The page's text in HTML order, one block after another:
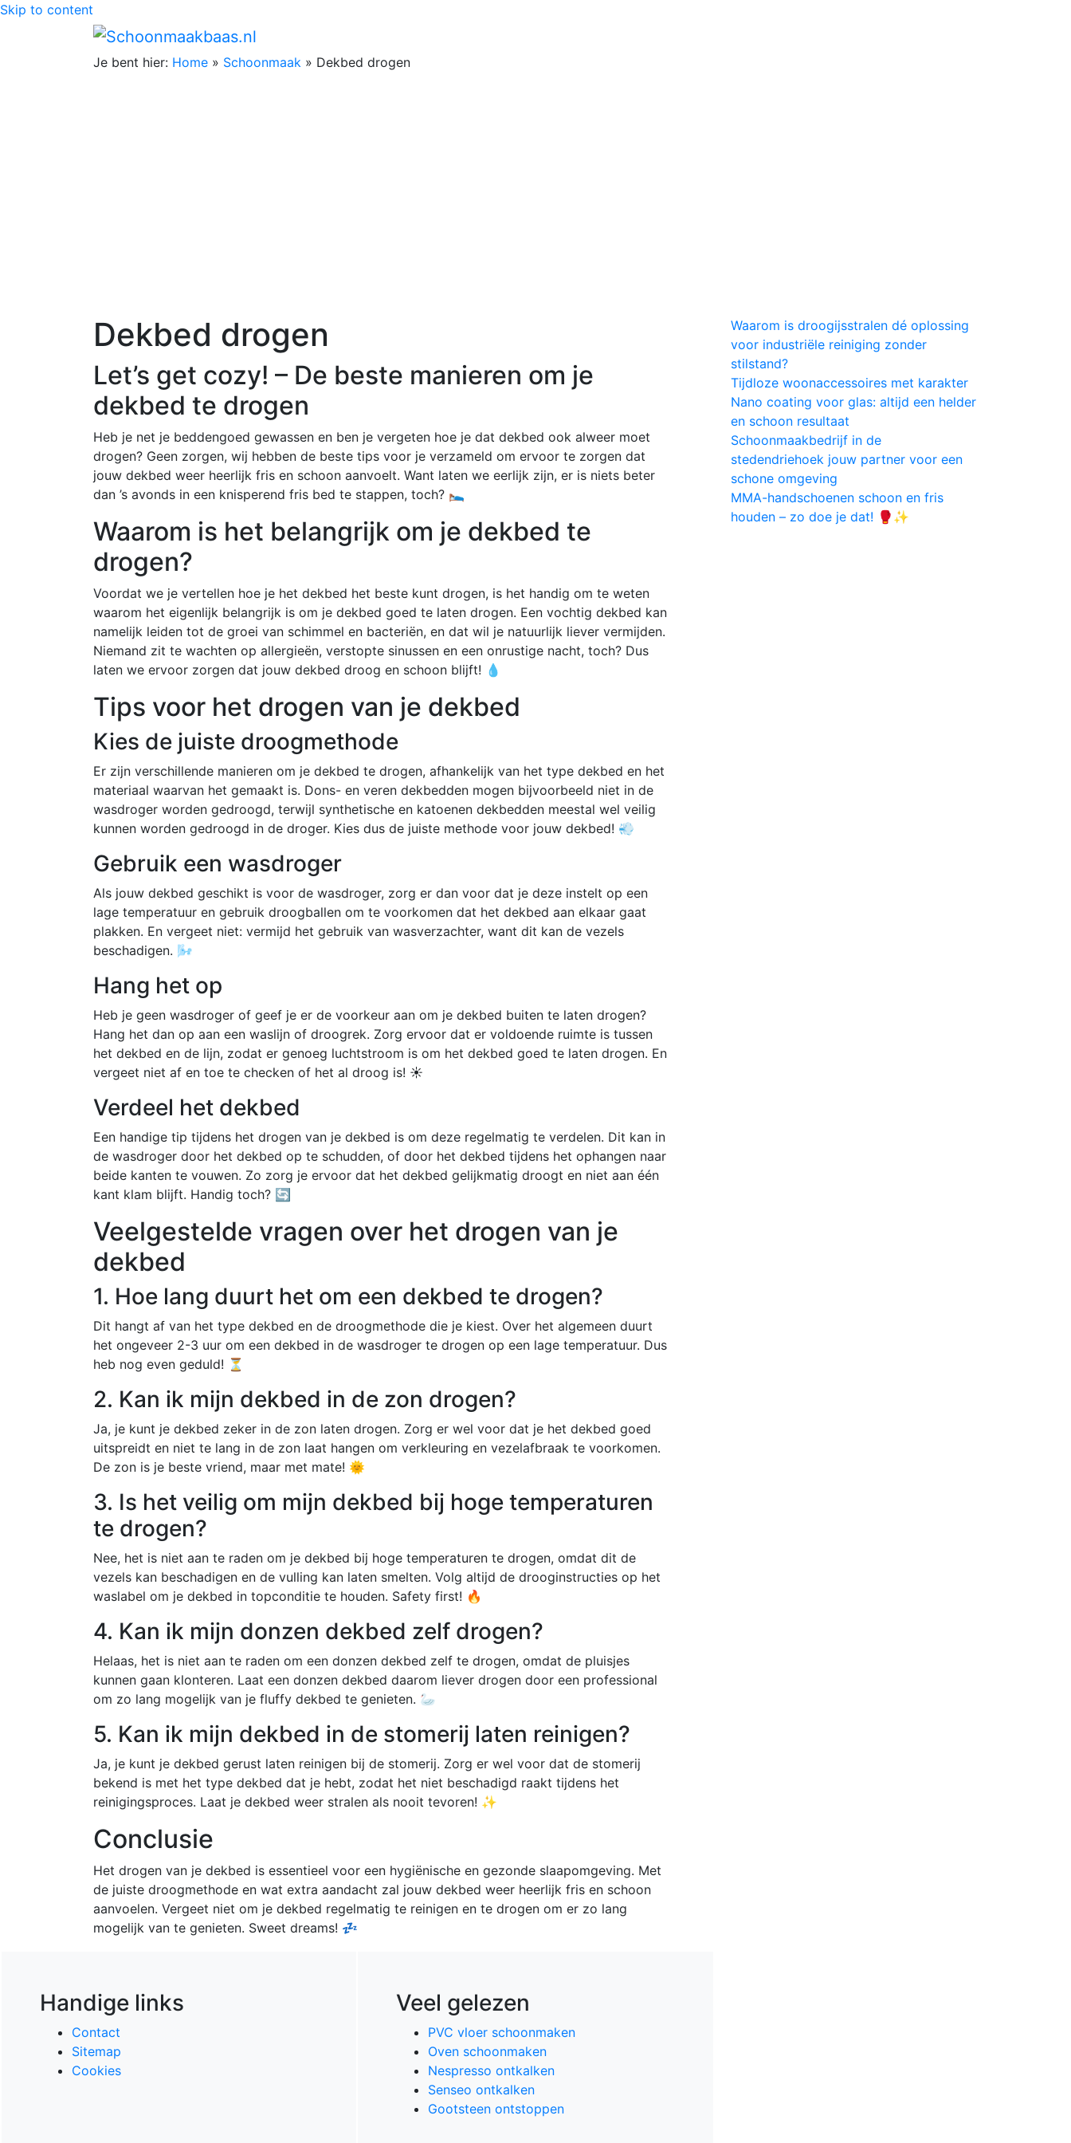
Skip to content
Je bent hier: Home » Schoonmaak » Dekbed drogen
Dekbed drogen
Let’s get cozy! – De beste manieren om je
dekbed te drogen
Heb je net je beddengoed gewassen en ben je vergeten hoe je dat dekbed ook alweer moet
drogen? Geen zorgen, wij hebben de beste tips voor je verzameld om ervoor te zorgen dat
jouw dekbed weer heerlijk fris en schoon aanvoelt. Want laten we eerlijk zijn, er is niets beter
dan ’s avonds in een knisperend fris bed te stappen, toch? 🛌
Waarom is het belangrijk om je dekbed te
drogen?
Voordat we je vertellen hoe je het dekbed het beste kunt drogen, is het handig om te weten
waarom het eigenlijk belangrijk is om je dekbed goed te laten drogen. Een vochtig dekbed kan
namelijk leiden tot de groei van schimmel en bacteriën, en dat wil je natuurlijk liever vermijden.
Niemand zit te wachten op allergieën, verstopte sinussen en een onrustige nacht, toch? Dus
laten we ervoor zorgen dat jouw dekbed droog en schoon blijft! 💧
Tips voor het drogen van je dekbed
Kies de juiste droogmethode
Er zijn verschillende manieren om je dekbed te drogen, afhankelijk van het type dekbed en het
materiaal waarvan het gemaakt is. Dons- en veren dekbedden mogen bijvoorbeeld niet in de
wasdroger worden gedroogd, terwijl synthetische en katoenen dekbedden meestal wel veilig
kunnen worden gedroogd in de droger. Kies dus de juiste methode voor jouw dekbed! 💨
Gebruik een wasdroger
Als jouw dekbed geschikt is voor de wasdroger, zorg er dan voor dat je deze instelt op een
lage temperatuur en gebruik droogballen om te voorkomen dat het dekbed aan elkaar gaat
plakken. En vergeet niet: vermijd het gebruik van wasverzachter, want dit kan de vezels
beschadigen. 🌬️
Hang het op
Heb je geen wasdroger of geef je er de voorkeur aan om je dekbed buiten te laten drogen?
Hang het dan op aan een waslijn of droogrek. Zorg ervoor dat er voldoende ruimte is tussen
het dekbed en de lijn, zodat er genoeg luchtstroom is om het dekbed goed te laten drogen. En
vergeet niet af en toe te checken of het al droog is! ☀️
Verdeel het dekbed
Een handige tip tijdens het drogen van je dekbed is om deze regelmatig te verdelen. Dit kan in
de wasdroger door het dekbed op te schudden, of door het dekbed tijdens het ophangen naar
beide kanten te vouwen. Zo zorg je ervoor dat het dekbed gelijkmatig droogt en niet aan één
kant klam blijft. Handig toch? 🔄
Veelgestelde vragen over het drogen van je
dekbed
1. Hoe lang duurt het om een dekbed te drogen?
Dit hangt af van het type dekbed en de droogmethode die je kiest. Over het algemeen duurt
het ongeveer 2-3 uur om een dekbed in de wasdroger te drogen op een lage temperatuur. Dus
heb nog even geduld! ⏳
2. Kan ik mijn dekbed in de zon drogen?
Ja, je kunt je dekbed zeker in de zon laten drogen. Zorg er wel voor dat je het dekbed goed
uitspreidt en niet te lang in de zon laat hangen om verkleuring en vezelafbraak te voorkomen.
De zon is je beste vriend, maar met mate! 🌞
3. Is het veilig om mijn dekbed bij hoge temperaturen
te drogen?
Nee, het is niet aan te raden om je dekbed bij hoge temperaturen te drogen, omdat dit de
vezels kan beschadigen en de vulling kan laten smelten. Volg altijd de drooginstructies op het
waslabel om je dekbed in topconditie te houden. Safety first! 🔥
4. Kan ik mijn donzen dekbed zelf drogen?
Helaas, het is niet aan te raden om een donzen dekbed zelf te drogen, omdat de pluisjes
kunnen gaan klonteren. Laat een donzen dekbed daarom liever drogen door een professional
om zo lang mogelijk van je fluffy dekbed te genieten. 🦢
5. Kan ik mijn dekbed in de stomerij laten reinigen?
Ja, je kunt je dekbed gerust laten reinigen bij de stomerij. Zorg er wel voor dat de stomerij
bekend is met het type dekbed dat je hebt, zodat het niet beschadigd raakt tijdens het
reinigingsproces. Laat je dekbed weer stralen als nooit tevoren! ✨
Conclusie
Het drogen van je dekbed is essentieel voor een hygiënische en gezonde slaapomgeving. Met
de juiste droogmethode en wat extra aandacht zal jouw dekbed weer heerlijk fris en schoon
aanvoelen. Vergeet niet om je dekbed regelmatig te reinigen en te drogen om er zo lang
mogelijk van te genieten. Sweet dreams! 💤
Waarom is droogijsstralen dé oplossing
voor industriële reiniging zonder
stilstand?
Tijdloze woonaccessoires met karakter
Nano coating voor glas: altijd een helder
en schoon resultaat
Schoonmaakbedrijf in de
stedendriehoek jouw partner voor een
schone omgeving
MMA-handschoenen schoon en fris
houden – zo doe je dat! 🥊✨
Handige links
Contact
Sitemap
Cookies
Veel gelezen
PVC vloer schoonmaken
Oven schoonmaken
Nespresso ontkalken
Senseo ontkalken
Gootsteen ontstoppen